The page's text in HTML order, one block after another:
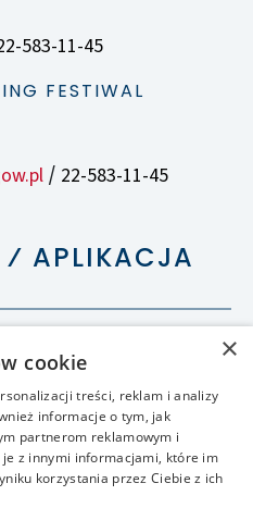
583-11-45
FESTIWAL
/ 22-583-11-45
APLIKACJA
×
cookie
treści, reklam i analizy
informacje o tym, jak
partnerom reklamowym i
je z innymi informacjami, które im
korzystania przez Ciebie z ich